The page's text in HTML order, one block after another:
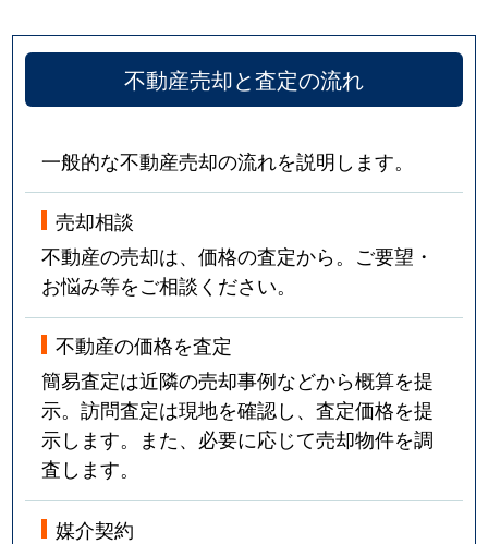
不動産売却と査定の流れ
一般的な不動産売却の流れを説明します。
売却相談
不動産の売却は、価格の査定から。ご要望・
お悩み等をご相談ください。
不動産の価格を査定
簡易査定は近隣の売却事例などから概算を提
示。訪問査定は現地を確認し、査定価格を提
示します。また、必要に応じて売却物件を調
査します。
媒介契約